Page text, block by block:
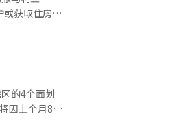
程不会容
吗？”他还
所言’一
的4个面划
因上个月8日
灾害地区的